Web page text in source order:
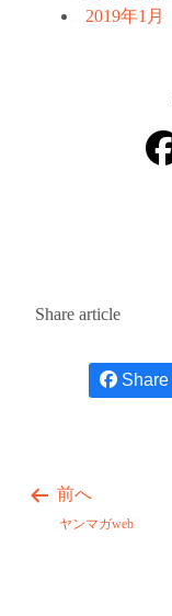
2019年1月
Share article
Share
前へ
ヤンマガweb